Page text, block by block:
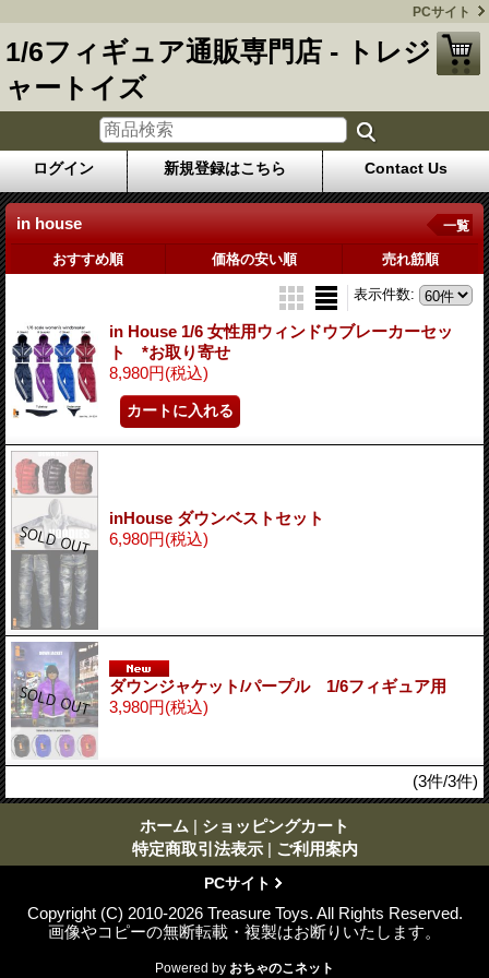
PCサイト
1/6フィギュア通販専門店 - トレジ
ャートイズ
ログイン 新規登録はこちら Contact Us
in house 一覧
おすすめ順 価格の安い順 売れ筋順
表示件数:
in House 1/6 女性用ウィンドウブレーカーセッ
ト *お取り寄せ
8,980円(税込)
inHouse ダウンベストセット
6,980円(税込)
ダウンジャケット/パープル 1/6フィギュア用
3,980円(税込)
(3件/3件)
ホーム | ショッピングカート
特定商取引法表示 | ご利用案内
PCサイト
Copyright (C) 2010-2026 Treasure Toys. All Rights Reserved.
画像やコピーの無断転載・複製はお断りいたします。
Powered by おちゃのこネット